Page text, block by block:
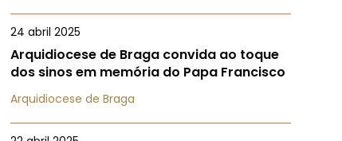
24 abril 2025
Arquidiocese de Braga convida ao toque
dos sinos em memória do Papa Francisco
Arquidiocese de Braga